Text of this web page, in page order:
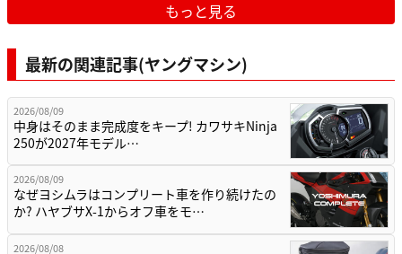
もっと見る
最新の関連記事(ヤングマシン)
2026/08/09
中身はそのまま完成度をキープ! カワサキNinja
250が2027年モデル…
2026/08/09
なぜヨシムラはコンプリート車を作り続けたの
か? ハヤブサX-1からオフ車をモ…
2026/08/08